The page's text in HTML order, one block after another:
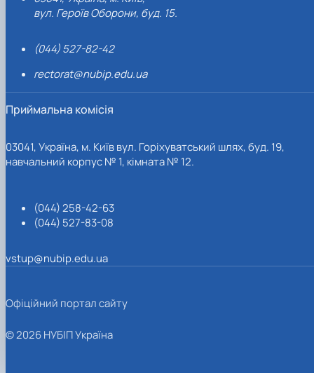
вул. Героїв Оборони, буд. 15.
(044) 527-82-42
rectorat@nubip.edu.ua
Приймальна комісія
03041, Україна, м. Київ вул. Горіхуватський шлях, буд. 19,
навчальний корпус № 1, кімната № 12.
(044) 258-42-63
(044) 527-83-08
vstup@nubip.edu.ua
Офіційний портал сайту
© 2026 НУБІП Україна